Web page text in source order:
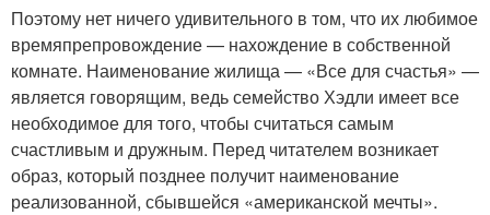
Поэтому нет ничего удивительного в том, что их любимое
времяпрепровождение — нахождение в собственной
комнате. Наименование жилища — «Все для счастья» —
является говорящим, ведь семейство Хэдли имеет все
необходимое для того, чтобы считаться самым
счастливым и дружным. Перед читателем возникает
образ, который позднее получит наименование
реализованной, сбывшейся «американской мечты».